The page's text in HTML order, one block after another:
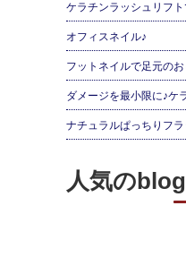
ケラチンラッシュリフ
オフィスネイル♪
フットネイルで足元の
ダメージを最小限に♪ケ
ナチュラルぱっちりフ
人気のblog